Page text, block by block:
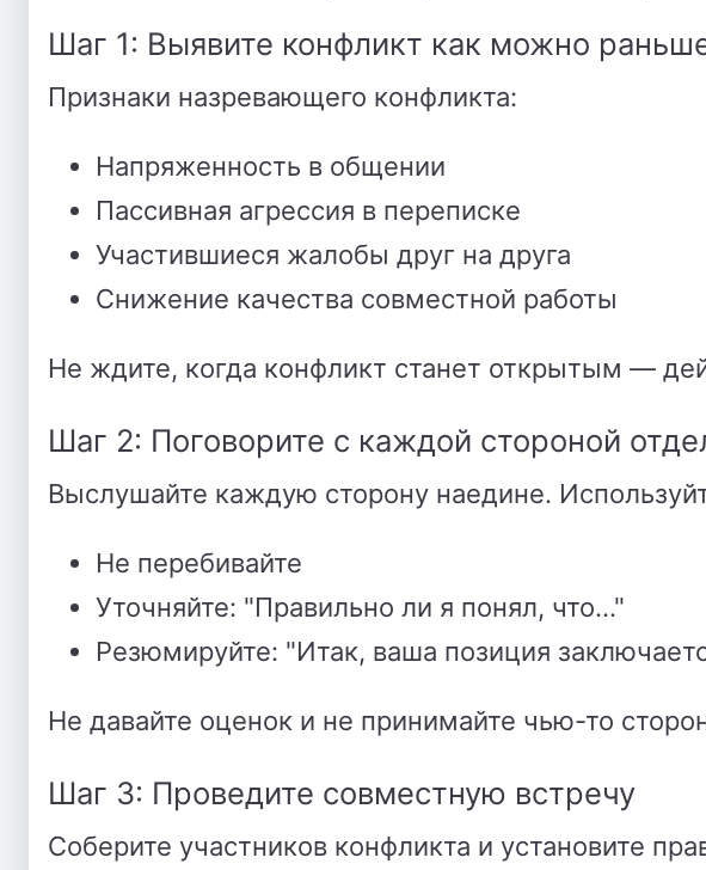
Шаг 1: Выявите конфликт как можно
Признаки назревающего конфликта:
Напряженность в общении
Пассивная агрессия в переписке
Участившиеся жалобы друг на друга
Снижение качества совместной работы
Не ждите, когда конфликт станет открытым —
Шаг 2: Поговорите с каждой стороной
Выслушайте каждую сторону наедине.
Не перебивайте
Уточняйте: "Правильно ли я понял, что..."
Резюмируйте: "Итак, ваша позиция
Не давайте оценок и не принимайте чью-то
Шаг 3: Проведите совместную встречу
Соберите участников конфликта и установите